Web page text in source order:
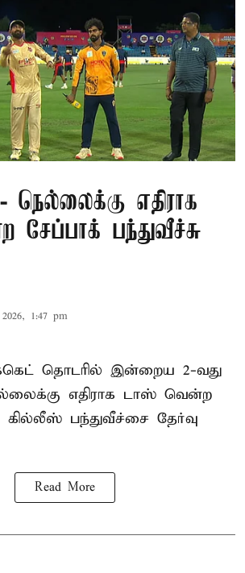
நெல்லைக்கு எதிராக
பந்துவீச்சு
1:47 pm
தொடரில் இன்றைய 2-வது
எதிராக டாஸ் வென்ற
கில்லீஸ் பந்துவீச்சை தேர்வு
Read More